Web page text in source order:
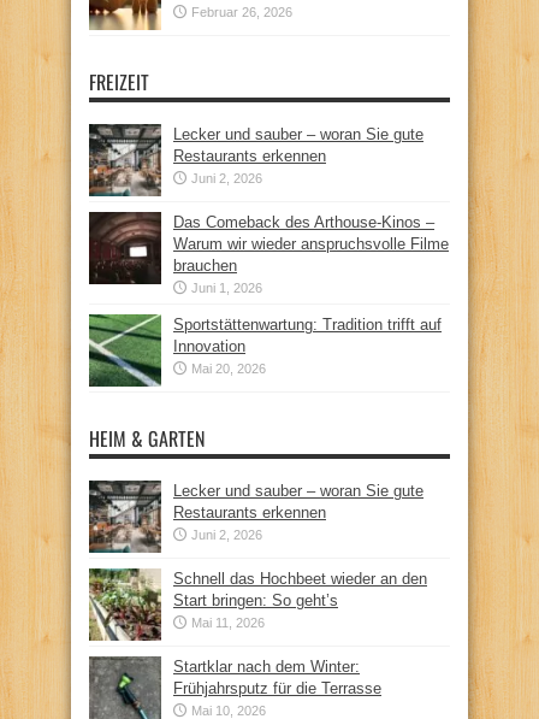
Februar 26, 2026
FREIZEIT
Lecker und sauber – woran Sie gute
Restaurants erkennen
Juni 2, 2026
Das Comeback des Arthouse-Kinos –
Warum wir wieder anspruchsvolle Filme
brauchen
Juni 1, 2026
Sportstättenwartung: Tradition trifft auf
Innovation
Mai 20, 2026
HEIM & GARTEN
Lecker und sauber – woran Sie gute
Restaurants erkennen
Juni 2, 2026
Schnell das Hochbeet wieder an den
Start bringen: So geht’s
Mai 11, 2026
Startklar nach dem Winter:
Frühjahrsputz für die Terrasse
Mai 10, 2026